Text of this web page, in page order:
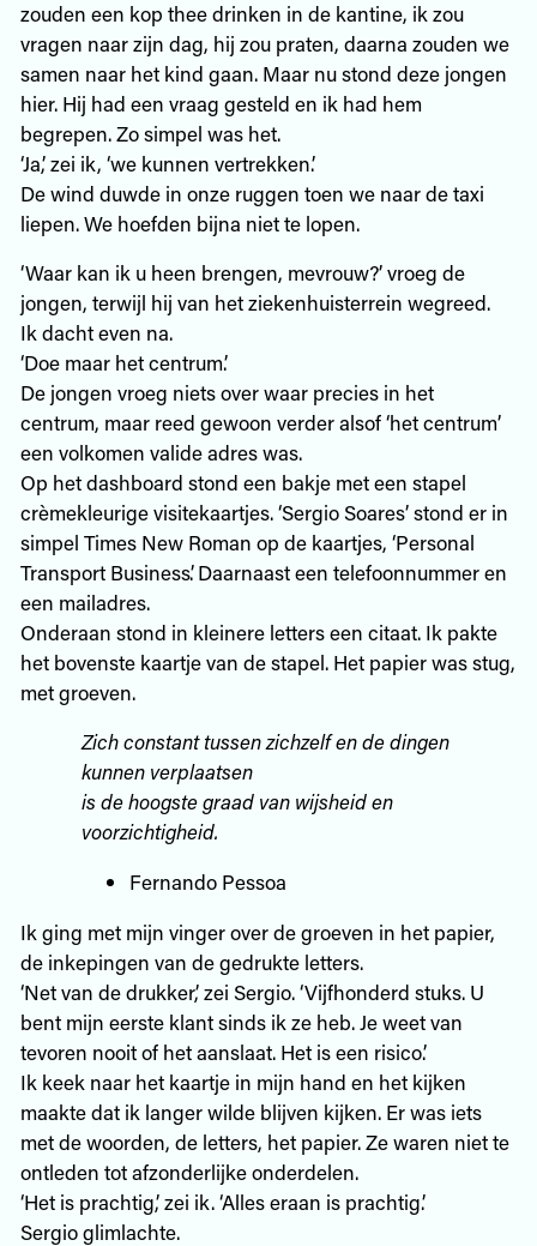
zouden een kop thee drinken in de kantine, ik zou
vragen naar zijn dag, hij zou praten, daarna zouden we
samen naar het kind gaan. Maar nu stond deze jongen
hier. Hij had een vraag gesteld en ik had hem
begrepen. Zo simpel was het.
‘Ja,’ zei ik, ‘we kunnen vertrekken.’
De wind duwde in onze ruggen toen we naar de taxi
liepen. We hoefden bijna niet te lopen.
‘Waar kan ik u heen brengen, mevrouw?’ vroeg de
jongen, terwijl hij van het ziekenhuisterrein wegreed.
Ik dacht even na.
‘Doe maar het centrum.’
De jongen vroeg niets over waar precies in het
centrum, maar reed gewoon verder alsof ‘het centrum’
een volkomen valide adres was.
Op het dashboard stond een bakje met een stapel
crèmekleurige visitekaartjes. ‘Sergio Soares’ stond er in
simpel Times New Roman op de kaartjes, ‘Personal
Transport Business’. Daarnaast een telefoonnummer en
een mailadres.
Onderaan stond in kleinere letters een citaat. Ik pakte
het bovenste kaartje van de stapel. Het papier was stug,
met groeven.
Zich constant tussen zichzelf en de dingen
kunnen verplaatsen
is de hoogste graad van wijsheid en
voorzichtigheid.
Fernando Pessoa
Ik ging met mijn vinger over de groeven in het papier,
de inkepingen van de gedrukte letters.
‘Net van de drukker,’ zei Sergio. ‘Vijfhonderd stuks. U
bent mijn eerste klant sinds ik ze heb. Je weet van
tevoren nooit of het aanslaat. Het is een risico.’
Ik keek naar het kaartje in mijn hand en het kijken
maakte dat ik langer wilde blijven kijken. Er was iets
met de woorden, de letters, het papier. Ze waren niet te
ontleden tot afzonderlijke onderdelen.
‘Het is prachtig,’ zei ik. ‘Alles eraan is prachtig.’
Sergio glimlachte.